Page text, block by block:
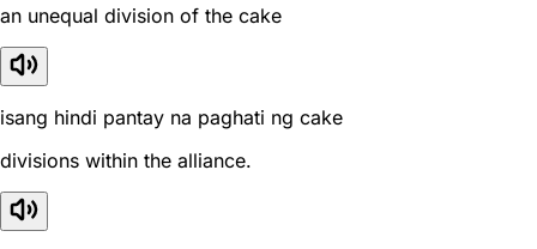
an unequal division of the cake
isang hindi pantay na paghati ng cake
divisions within the alliance.